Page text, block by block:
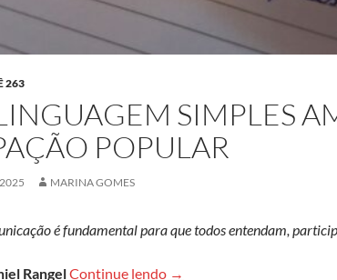
263
SIMPLES
POPULAR
MARINA GOMES
é fundamental para que todos entendam,
RangelContinue lendo Uso da linguagem
→